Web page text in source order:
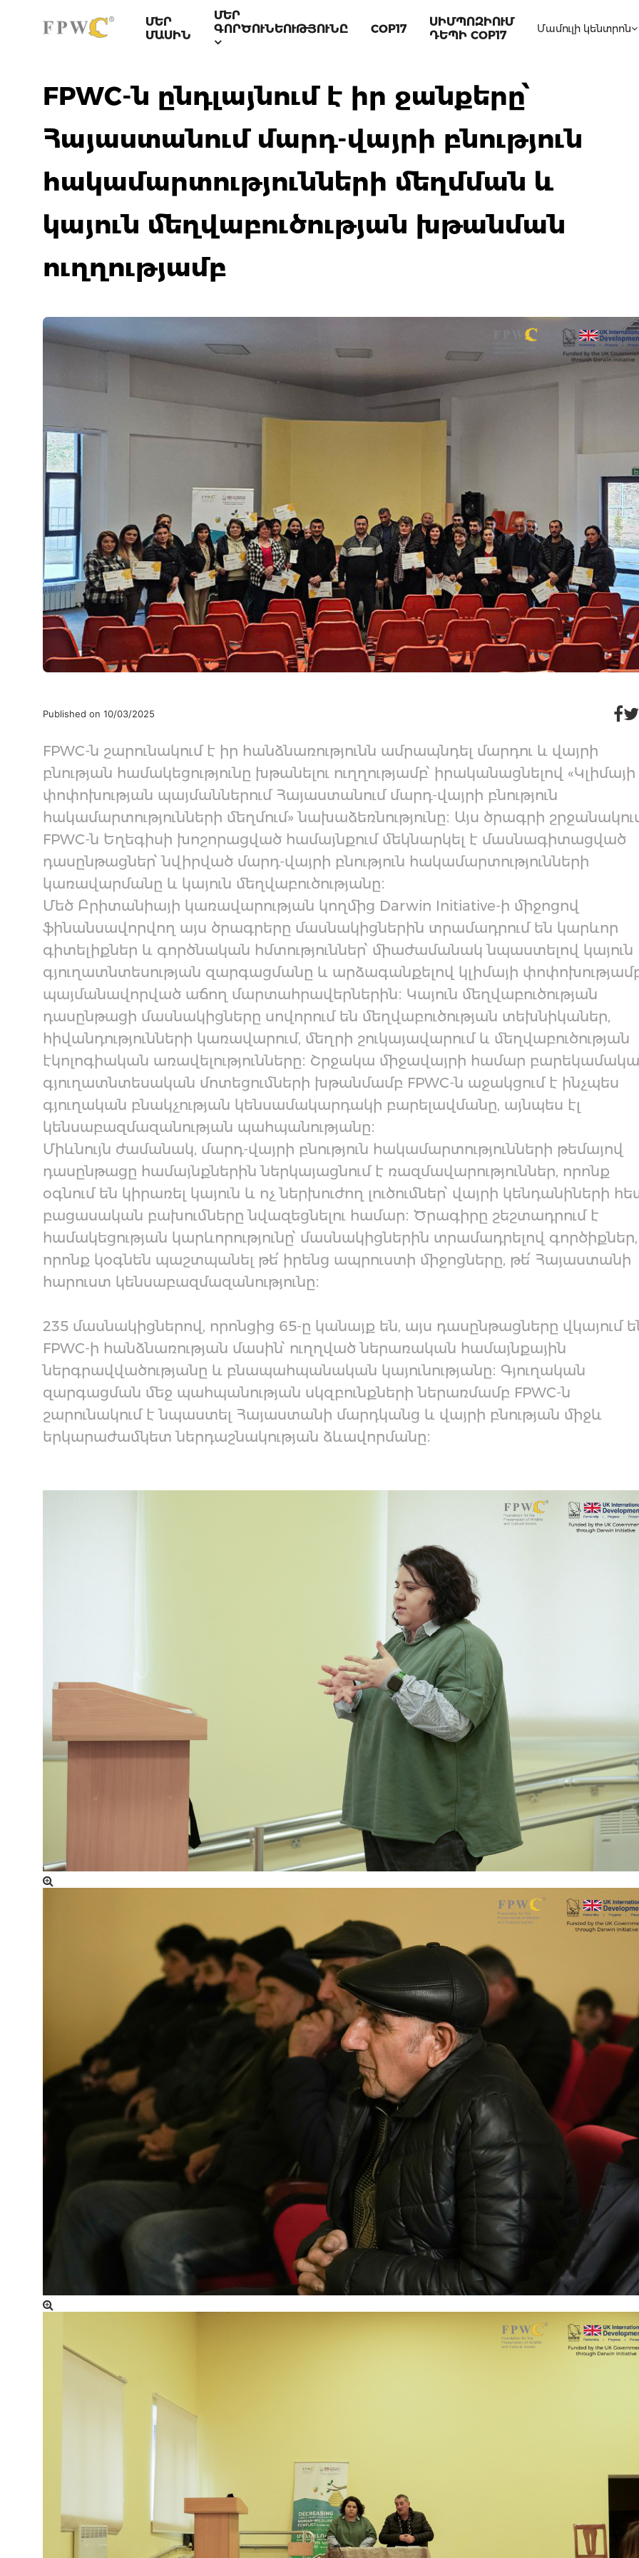
ՄԵՐ
ՄԱՍԻՆ
ՄԵՐ
ԳՈՐԾՈՒՆԵՈՒԹՅՈՒՆԸ
COP17
ՍԻՄՊՈԶԻՈՒՄ
ԴԵՊԻ COP17
Մամուլի կենտրոն
FPWC-ն ընդլայնում է իր ջանքերը՝
Հայաստանում մարդ-վայրի բնություն
հակամարտությունների մեղմման և
կայուն մեղվաբուծության խթանման
ուղղությամբ
Published on 10/03/2025
FPWC-ն շարունակում է իր հանձնառությունն ամրապնդել մարդու և վայրի
բնության համակեցությունը խթանելու ուղղությամբ՝ իրականացնելով «Կլիմայի
փոփոխության պայմաններում Հայաստանում մարդ-վայրի բնություն
հակամարտությունների մեղմում» նախաձեռնությունը։ Այս ծրագրի
FPWC-ն Եղեգիսի խոշորացված համայնքում մեկնարկել է մասնագիտացված
դասընթացներ՝ նվիրված մարդ-վայրի բնություն հակամարտությունների
կառավարմանը և կայուն մեղվաբուծությանը։
Մեծ Բրիտանիայի կառավարության կողմից Darwin Initiative-ի միջոցով
ֆինանսավորվող այս ծրագրերը մասնակիցներին տրամադրում են կարևոր
գիտելիքներ և գործնական հմտություններ՝ միաժամանակ նպաստելով կայուն
գյուղատնտեսության զարգացմանը և արձագանքելով կլիմայի
պայմանավորված աճող մարտահրավերներին։ Կայուն մեղվաբուծության
դասընթացի մասնակիցները սովորում են մեղվաբուծության տեխնիկաներ,
հիվանդությունների կառավարում, մեղրի շուկայավարում և մեղվաբուծության
էկոլոգիական առավելությունները։ Շրջակա միջավայրի համար
գյուղատնտեսական մոտեցումների խթանմամբ FPWC-ն աջակցում է ինչպես
գյուղական բնակչության կենսամակարդակի բարելավմանը, այնպես էլ
կենսաբազմազանության պահպանությանը։
Միևնույն ժամանակ, մարդ-վայրի բնություն հակամարտությունների թեմայով
դասընթացը համայնքներին ներկայացնում է ռազմավարություններ, որոնք
օգնում են կիրառել կայուն և ոչ ներխուժող լուծումներ՝ վայրի կենդանիների
բացասական բախումները նվազեցնելու համար։ Ծրագիրը շեշտադրում է
համակեցության կարևորությունը՝ մասնակիցներին տրամադրելով գործիքներ,
որոնք կօգնեն պաշտպանել թե՛ իրենց ապրուստի միջոցները, թե՛ Հայաստանի
հարուստ կենսաբազմազանությունը։
235 մասնակիցներով, որոնցից 65-ը կանայք են, այս դասընթացները վկայում
FPWC-ի հանձնառության մասին՝ ուղղված ներառական համայնքային
ներգրավվածությանը և բնապահպանական կայունությանը։ Գյուղական
զարգացման մեջ պահպանության սկզբունքների ներառմամբ FPWC-ն
շարունակում է նպաստել Հայաստանի մարդկանց և վայրի բնության միջև
երկարաժամկետ ներդաշնակության ձևավորմանը։